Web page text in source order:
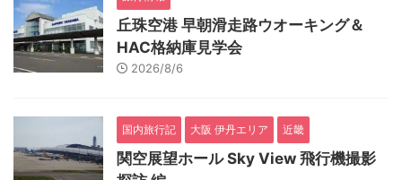
丘珠空港 早朝滑走路ウオーキング＆
HAC格納庫見学会
2026/8/6
国内旅行記 大阪 伊丹エリア 近畿
関空展望ホール Sky View 飛行機撮影